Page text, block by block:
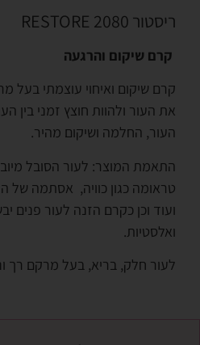
ריסטור 2080 RESTORE
קרם שיקום והרגעה
קרם שיקום ואיחוי עוצמתי בעל
את העור ולהוות חוצץ זמני בין
העור, החלמה ושיקום מהיר.
התאמת המוצר: לעור הסובל
טראומה כגון כוויה, אסתמה של
ועוד וכן כקרם הזנה לעור פנים
ואלסטיות.
לעור חלק, בריא, בעל מרקם רך